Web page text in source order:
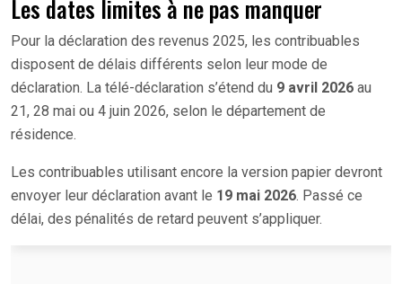
Les dates limites à ne pas manquer
Pour la déclaration des revenus 2025, les contribuables
disposent de délais différents selon leur mode de
déclaration. La télé-déclaration s’étend du 9 avril 2026 au
21, 28 mai ou 4 juin 2026, selon le département de
résidence.
Les contribuables utilisant encore la version papier devront
envoyer leur déclaration avant le 19 mai 2026. Passé ce
délai, des pénalités de retard peuvent s’appliquer.